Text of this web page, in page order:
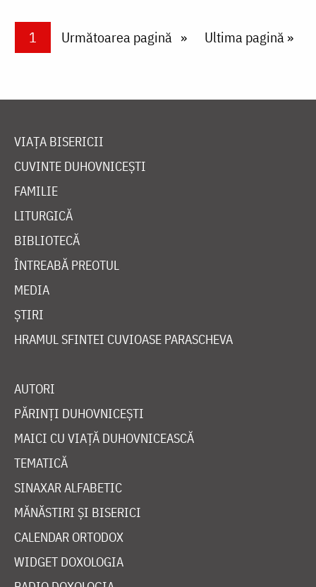
PaginareCurrent page
1 Next page
Următoarea pagină Last page
Ultima pagină »
VIAȚA BISERICII
CUVINTE DUHOVNICEȘTI
FAMILIE
LITURGICĂ
BIBLIOTECĂ
ÎNTREABĂ PREOTUL
MEDIA
ȘTIRI
HRAMUL SFINTEI CUVIOASE PARASCHEVA
AUTORI
PĂRINȚI DUHOVNICEȘTI
MAICI CU VIAȚĂ DUHOVNICEASCĂ
TEMATICĂ
SINAXAR ALFABETIC
MĂNĂSTIRI ȘI BISERICI
CALENDAR ORTODOX
WIDGET DOXOLOGIA